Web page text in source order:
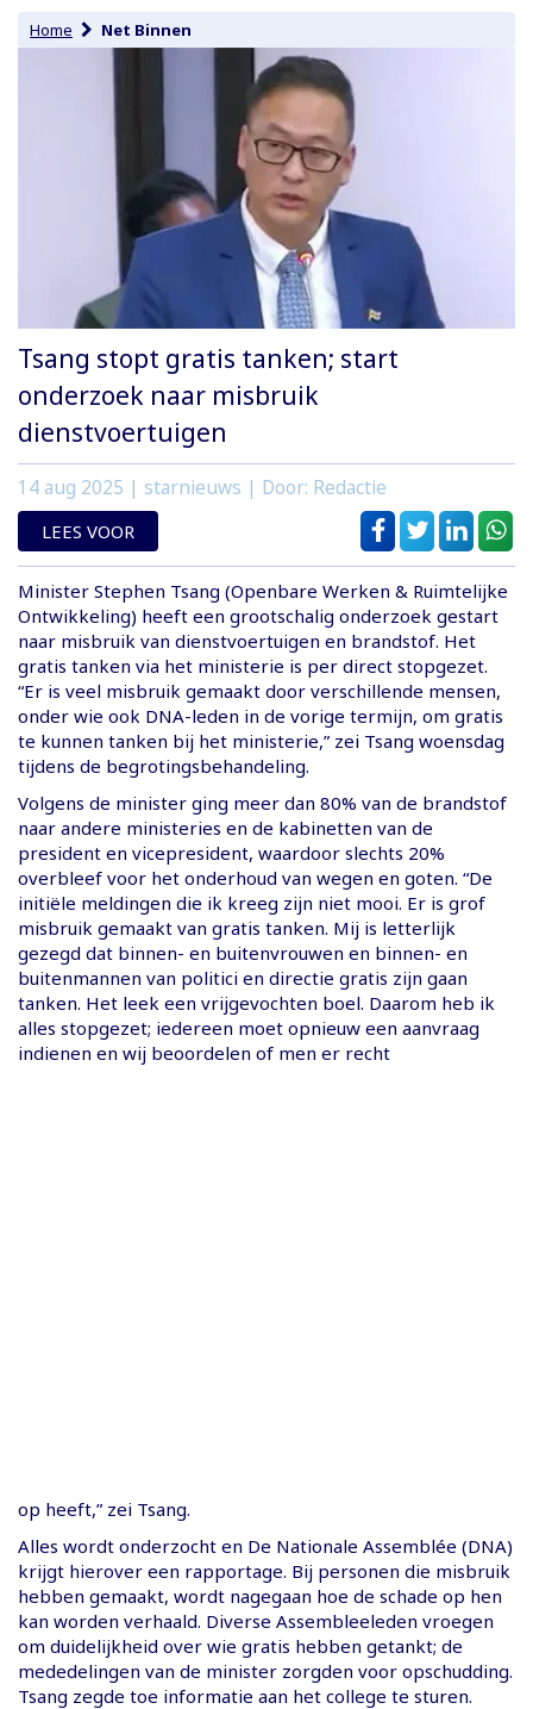
Home Net Binnen
Tsang stopt gratis tanken; start
onderzoek naar misbruik
dienstvoertuigen
14 aug 2025 | starnieuws | Door: Redactie
LEES VOOR
Minister Stephen Tsang (Openbare Werken & Ruimtelijke
Ontwikkeling) heeft een grootschalig onderzoek gestart
naar misbruik van dienstvoertuigen en brandstof. Het
gratis tanken via het ministerie is per direct stopgezet.
“Er is veel misbruik gemaakt door verschillende mensen,
onder wie ook DNA-leden in de vorige termijn, om gratis
te kunnen tanken bij het ministerie,” zei Tsang woensdag
tijdens de begrotingsbehandeling.
Volgens de minister ging meer dan 80% van de brandstof
naar andere ministeries en de kabinetten van de
president en vicepresident, waardoor slechts 20%
overbleef voor het onderhoud van wegen en goten. “De
initiële meldingen die ik kreeg zijn niet mooi. Er is grof
misbruik gemaakt van gratis tanken. Mij is letterlijk
gezegd dat binnen- en buitenvrouwen en binnen- en
buitenmannen van politici en directie gratis zijn gaan
tanken. Het leek een vrijgevochten boel. Daarom heb ik
alles stopgezet; iedereen moet opnieuw een aanvraag
indienen en wij beoordelen of men er recht
op heeft,” zei Tsang.
Alles wordt onderzocht en De Nationale Assemblée (DNA)
krijgt hierover een rapportage. Bij personen die misbruik
hebben gemaakt, wordt nagegaan hoe de schade op hen
kan worden verhaald. Diverse Assembleeleden vroegen
om duidelijkheid over wie gratis hebben getankt; de
mededelingen van de minister zorgden voor opschudding.
Tsang zegde toe informatie aan het college te sturen.